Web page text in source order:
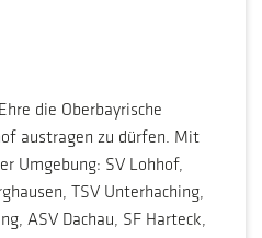
die Oberbayrische
austragen zu dürfen. Mit
Umgebung: SV Lohhof,
TSV Unterhaching,
ASV Dachau, SF Harteck,